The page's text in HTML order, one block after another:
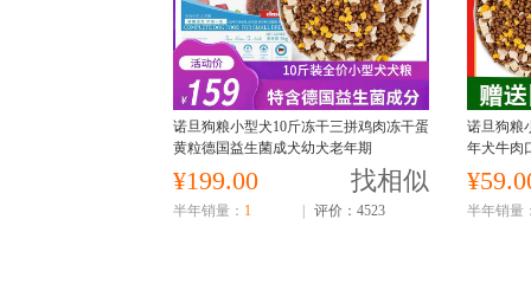
诺旦狗粮小型犬10斤冻干三拼鸡肉冻干蛋
黄粒德国益生菌成犬幼犬老年期
¥199.00 找相似
半年销量： 1 评价：4523
诺旦狗粮
年犬牛肉
迅速)
半年销量